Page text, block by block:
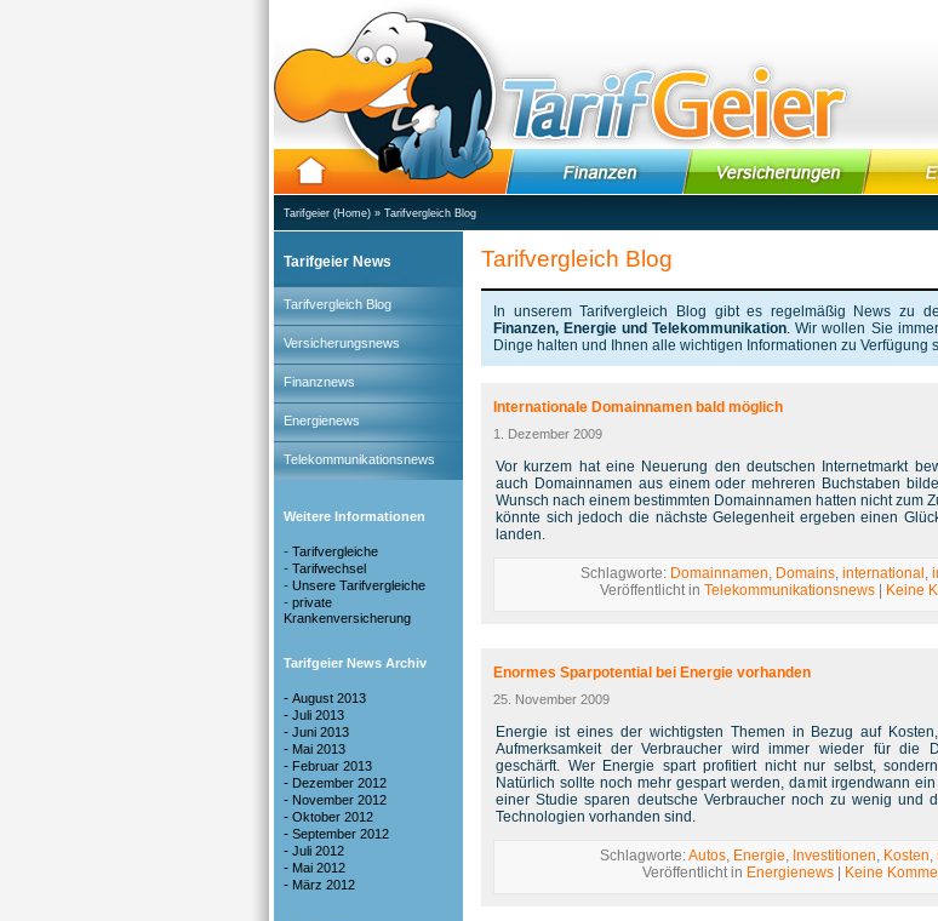
Tarifgeier (Home) » Tarifvergleich Blog
Tarifgeier News
Tarifvergleich Blog
Versicherungsnews
Finanznews
Energienews
Telekommunikationsnews
Weitere Informationen
- Tarifvergleiche
- Tarifwechsel
- Unsere Tarifvergleiche
- private
Krankenversicherung
Tarifgeier News Archiv
- August 2013
- Juli 2013
- Juni 2013
- Mai 2013
- Februar 2013
- Dezember 2012
- November 2012
- Oktober 2012
- September 2012
- Juli 2012
- Mai 2012
- März 2012
Tarifvergleich Blog
In unserem Tarifvergleich Blog gibt es regelmäßig News zu
Finanzen, Energie und Telekommunikation. Wir wollen Sie
Dinge halten und Ihnen alle wichtigen Informationen zu Verfügung
Internationale Domainnamen bald möglich
1. Dezember 2009
Vor kurzem hat eine Neuerung den deutschen Internetmarkt
auch Domainnamen aus einem oder mehreren Buchstaben
Wunsch nach einem bestimmten Domainnamen hatten nicht zum
könnte sich jedoch die nächste Gelegenheit ergeben einen
landen.
Schlagworte: Domainnamen, Domains, international ,
Veröffentlicht in Telekommunikationsnews Keine
Enormes Sparpotential bei Energie vorhanden
25. November 2009
Energie ist eines der wichtigsten Themen in Bezug auf
Aufmerksamkeit der Verbraucher wird immer wieder für die
geschärft. Wer Energie spart profitiert nicht nur selbst,
Natürlich sollte noch mehr gespart werden, damit irgendwann
einer Studie sparen deutsche Verbraucher noch zu wenig und
Technologien vorhanden sind.
Schlagworte:Autos, Energie, Investitionen, Kosten,
Veröffentlicht in Energienews| Keine